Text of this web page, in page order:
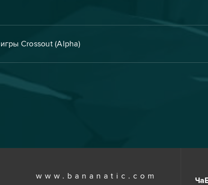
Crossout (Alpha)
www.bananatic.com